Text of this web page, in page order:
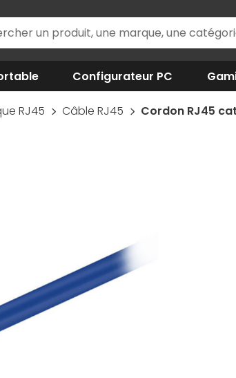
Configurateur PC
RJ45 Câble RJ45 Cordon RJ45